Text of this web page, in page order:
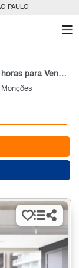
PAULO
Apartamento Cidade Monções com portaria 24 horas para Venda, Zona Sul, SP